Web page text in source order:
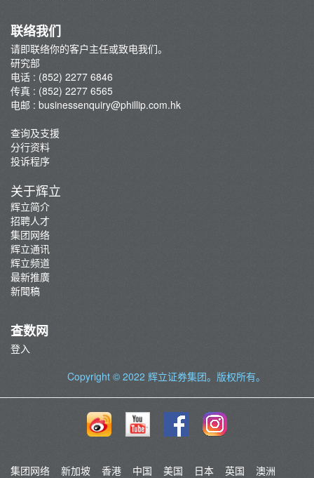
A股研报
联络我们
请即联络你的客户主任或致电我们。
研究部
电话 : (852) 2277 6846
传真 : (852) 2277 6565
电邮 : businessenquiry@phillip.com.hk
查询及支援
分行资料
投诉程序
关于辉立
辉立简介
招聘人才
集团网络
辉立通讯
辉立频道
最新推廣
新聞稿
查数网
登入
Copyright © 2022 辉立证券集团。版权所有。
集团网络 新加坡 香港 中国 美国 日本 英国
澳洲